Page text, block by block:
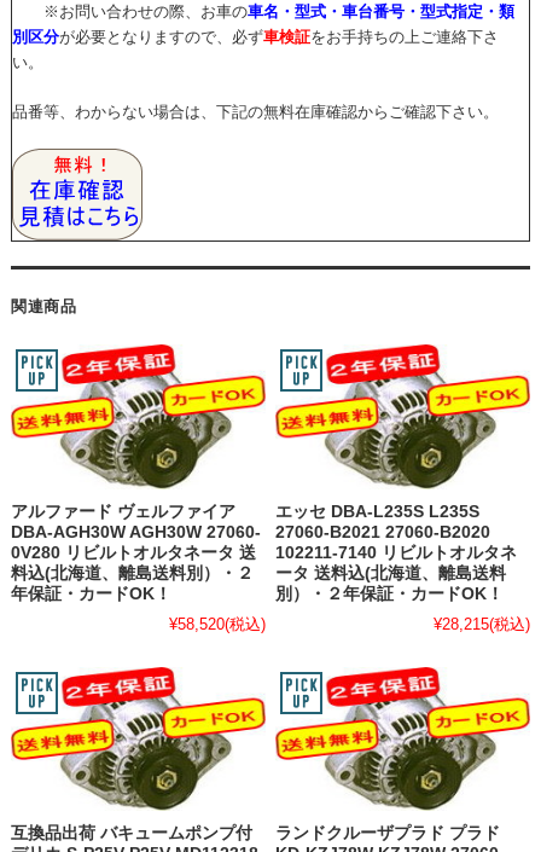
※お問い合わせの際、お車の車名・型式・車台番号・型式指定・類
別区分が必要となりますので、必ず車検証をお手持ちの上ご連絡下さ
い。
品番等、わからない場合は、下記の無料在庫確認からご確認下さい。
関連商品
アルファード ヴェルファイア
DBA-AGH30W AGH30W 27060-
0V280 リビルトオルタネータ 送
料込(北海道、離島送料別）・２
年保証・カードOK！
¥58,520(税込)
エッセ DBA-L235S L235S
27060-B2021 27060-B2020
102211-7140 リビルトオルタネ
ータ 送料込(北海道、離島送料
別）・２年保証・カードOK！
¥28,215(税込)
互換品出荷 バキュームポンプ付
ランドクルーザプラド プラド